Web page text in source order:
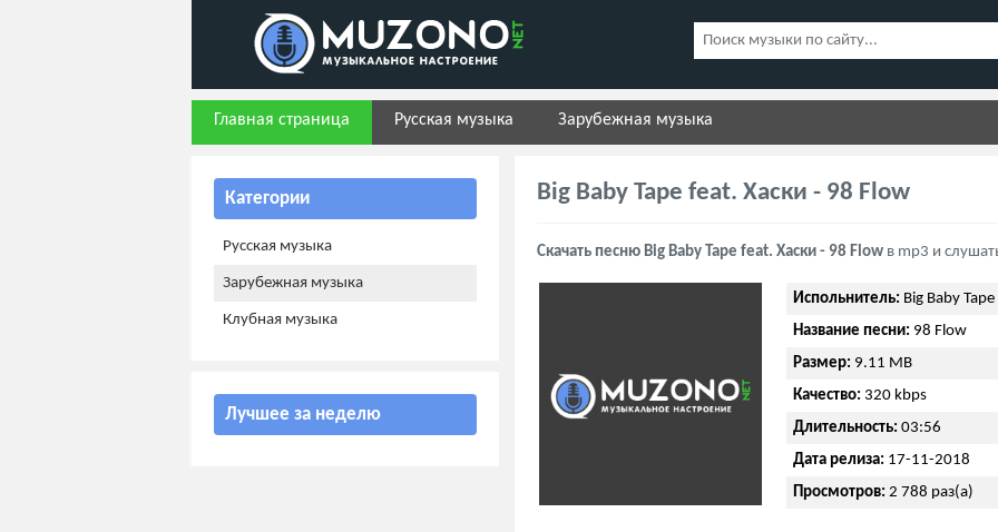
Главная страница Русская музыка Зарубежная музыка
Big Baby Tape feat. Хаски - 98 Flow
Скачать песню Big Baby Tape feat. Хаски - 98 Flow в mp3 и
Испольнитель: Big Baby
Название песни: 98 Flow
Размер: 9.11 MB
Качество: 320 kbps
Длительность: 03:56
Дата релиза: 17-11-2018
Просмотров: 2 788 раз(а)
Категории
Русская музыка
Зарубежная музыка
Клубная музыка
Лучшее за неделю